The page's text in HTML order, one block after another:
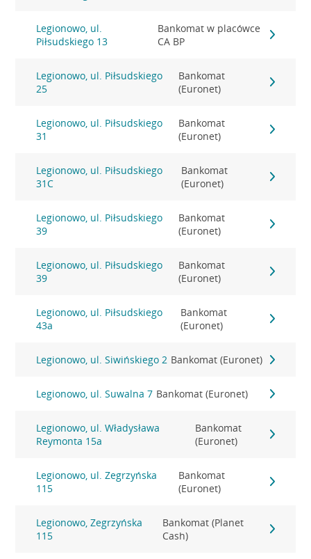
Legionowo, ul.
Piłsudskiego 13
Bankomat w placówce
CA BP
Legionowo, ul. Piłsudskiego
25
Bankomat
(Euronet)
Legionowo, ul. Piłsudskiego
31
Bankomat
(Euronet)
Legionowo, ul. Piłsudskiego
31C
Bankomat
(Euronet)
Legionowo, ul. Piłsudskiego
39
Bankomat
(Euronet)
Legionowo, ul. Piłsudskiego
39
Bankomat
(Euronet)
Legionowo, ul. Piłsudskiego
43a
Bankomat
(Euronet)
Legionowo, ul. Siwińskiego 2 Bankomat (Euronet)
Legionowo, ul. Suwalna 7 Bankomat (Euronet)
Legionowo, ul. Władysława
Reymonta 15a
Bankomat
(Euronet)
Legionowo, ul. Zegrzyńska
115
Bankomat
(Euronet)
Legionowo, Zegrzyńska
115
Bankomat (Planet
Cash)